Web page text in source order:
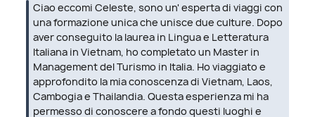
Ciao eccomi Celeste, sono un' esperta di viaggi con
una formazione unica che unisce due culture. Dopo
aver conseguito la laurea in Lingua e Letteratura
Italiana in Vietnam, ho completato un Master in
Management del Turismo in Italia. Ho viaggiato e
approfondito la mia conoscenza di Vietnam, Laos,
Cambogia e Thailandia. Questa esperienza mi ha
permesso di conoscere a fondo questi luoghi e